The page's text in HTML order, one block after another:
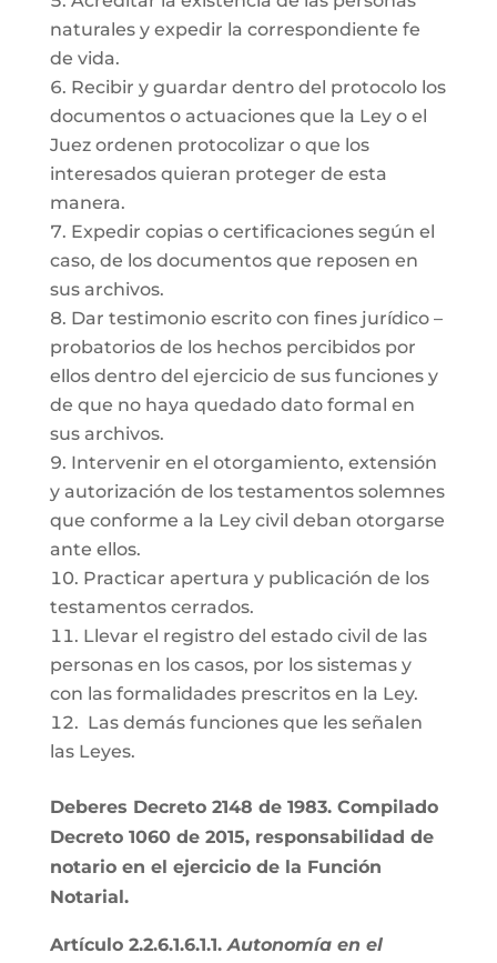
naturales y expedir la correspondiente fe
de vida.
Recibir y guardar dentro del protocolo los
documentos o actuaciones que la Ley o el
Juez ordenen protocolizar o que los
interesados quieran proteger de esta
manera.
Expedir copias o certificaciones según el
caso, de los documentos que reposen en
sus archivos.
Dar testimonio escrito con fines jurídico –
probatorios de los hechos percibidos por
ellos dentro del ejercicio de sus funciones y
de que no haya quedado dato formal en
sus archivos.
Intervenir en el otorgamiento, extensión
y autorización de los testamentos solemnes
que conforme a la Ley civil deban otorgarse
ante ellos.
Practicar apertura y publicación de los
testamentos cerrados.
Llevar el registro del estado civil de las
personas en los casos, por los sistemas y
con las formalidades prescritos en la Ley.
Las demás funciones que les señalen
las Leyes.
Deberes Decreto 2148 de 1983. Compilado
Decreto 1060 de 2015, responsabilidad de
notario en el ejercicio de la Función
Notarial.
Artículo 2.2.6.1.6.1.1.Autonomía en el